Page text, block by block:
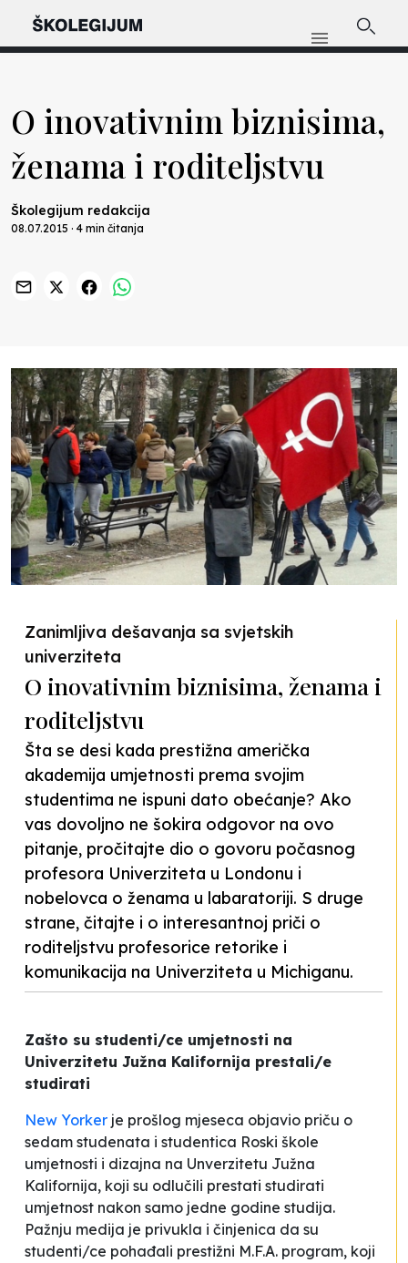
O inovativnim biznisima,
ženama i roditeljstvu
Školegijum redakcija
08.07.2015 · 4 min čitanja
Zanimljiva dešavanja sa svjetskih
univerziteta
O inovativnim biznisima, ženama i
roditeljstvu
Šta se desi kada prestižna američka
akademija umjetnosti prema svojim
studentima ne ispuni dato obećanje? Ako
vas dovoljno ne šokira odgovor na ovo
pitanje, pročitajte dio o govoru počasnog
profesora Univerziteta u Londonu i
nobelovca o ženama u labaratoriji. S druge
strane, čitajte i o interesantnoj priči o
roditeljstvu profesorice retorike i
komunikacija na Univerziteta u Michiganu.
Zašto su studenti/ce umjetnosti na
Univerzitetu Južna Kalifornija prestali/e
studirati
New Yorker je prošlog mjeseca objavio priču o
sedam studenata i studentica Roski škole
umjetnosti i dizajna na Unverzitetu Južna
Kalifornija, koji su odlučili prestati studirati
umjetnost nakon samo jedne godine studija.
Pažnju medija je privukla i činjenica da su
studenti/ce pohađali prestižni M.F.A. program, koji